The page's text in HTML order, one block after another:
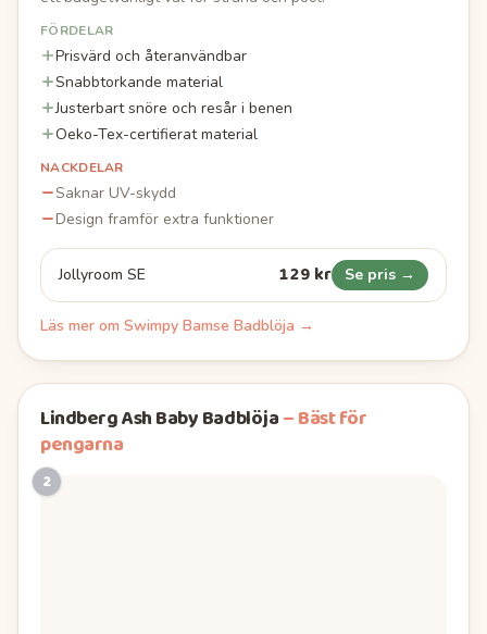
FÖRDELAR
Prisvärd och återanvändbar
Snabbtorkande material
Justerbart snöre och resår i benen
Oeko-Tex-certifierat material
NACKDELAR
Saknar UV-skydd
Design framför extra funktioner
Jollyroom SE 129 kr Se pris →
Läs mer om Swimpy Bamse Badblöja →
Lindberg Ash Baby Badblöja–Bäst för
pengarna
2